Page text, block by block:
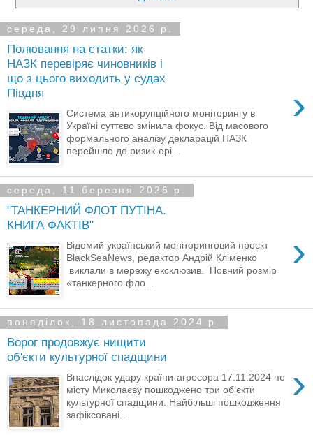
середа, 29 липня 2026 р.
Полювання на статки: як
НАЗК перевіряє чиновників і
що з цього виходить у судах
Півдня
›
Система антикорупційного моніторингу в
Україні суттєво змінила фокус. Від масового
формального аналізу декларацій НАЗК
перейшло до ризик-орі...
середа, 11 березня 2026 р.
"ТАНКЕРНИЙ ФЛОТ ПУТІНА.
КНИГА ФАКТІВ"
›
Відомий український моніторинговий проєкт
BlackSeaNews, редактор Андрій Кліменко
виклали в мережу ексклюзив. Повний розмір
«танкерного фло...
понеділок, 18 листопада 2024 р.
Ворог продовжує нищити
об'єкти культурної спадщини
›
Внаслідок удару країни-агресора 17.11.2024 по
місту Миколаєву пошкоджено три об’єкти
культурної спадщини. Найбільші пошкодження
зафіксовані...